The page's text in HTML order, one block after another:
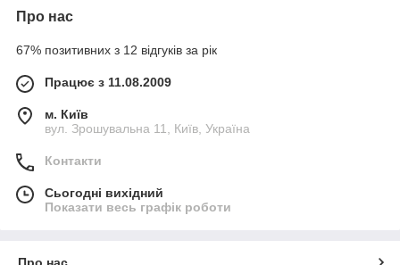
Про нас
67% позитивних з 12 відгуків за рік
Працює з 11.08.2009
м. Київ
вул. Зрошувальна 11, Київ, Україна
Контакти
Сьогодні вихідний
Показати весь графік роботи